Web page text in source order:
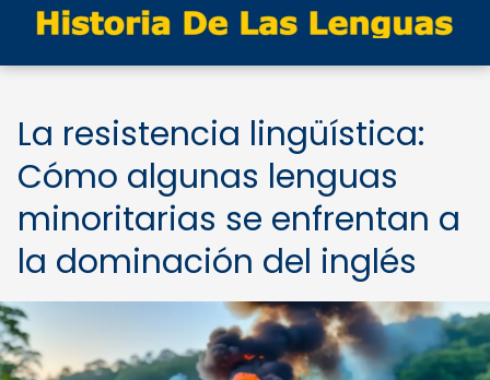
La resistencia lingüística:
Cómo algunas lenguas
minoritarias se enfrentan a
la dominación del inglés